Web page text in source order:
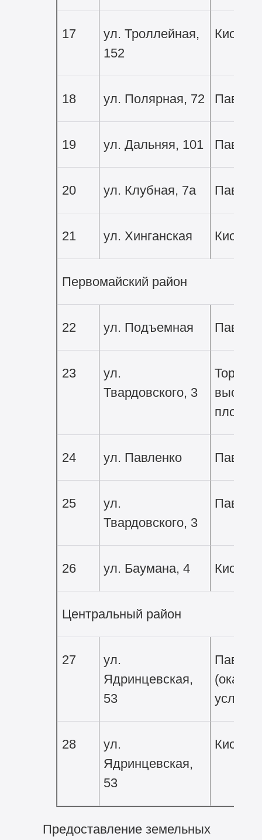
17
ул. Троллейная,
152
Киоск
18 ул. Полярная, 72
19 ул. Дальняя, 101
20 ул. Клубная, 7а
21 ул. Хинганская Киоски
Первомайский район
22 ул. Подъемная
23
ул.
Твардовского, 3
24 ул. Павленко
25
ул.
Твардовского, 3
26 ул. Баумана, 4 Киоск
Центральный район
27
ул.
Ядринцевская,
53
услуг)
28
ул.
Ядринцевская,
53
Киоск
Предоставление земельных